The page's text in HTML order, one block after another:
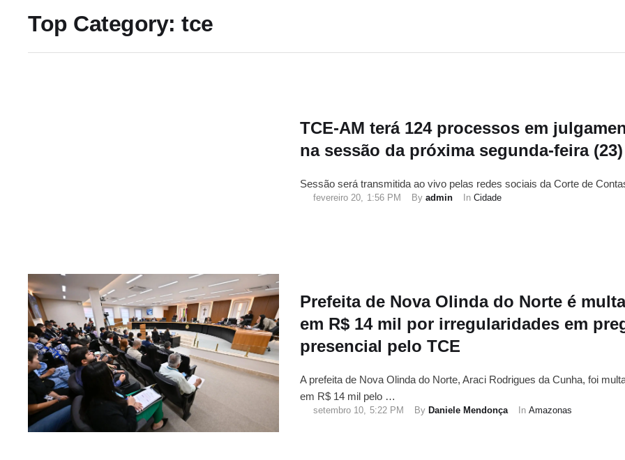
Top Category: tce
TCE-AM terá 124 processos em
na sessão da próxima segunda-feira (23)
Sessão será transmitida ao vivo pelas redes sociais da Corte de
fevereiro 20, 1:56 PM By admin In Cidade
Prefeita de Nova Olinda do Norte é
em R$ 14 mil por irregularidades em
presencial pelo TCE
A prefeita de Nova Olinda do Norte, Araci Rodrigues da Cunha, foi
em R$ 14 mil pelo …
setembro 10, 5:22 PM By Daniele Mendonça In Amazonas